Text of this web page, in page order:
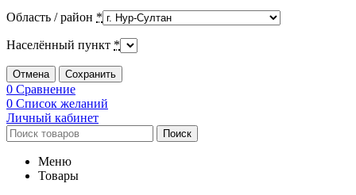
Область / район *
Населённый пункт *
Отмена Сохранить
0 Сравнение
0 Список желаний
Личный кабинет
Поиск
Меню
Товары